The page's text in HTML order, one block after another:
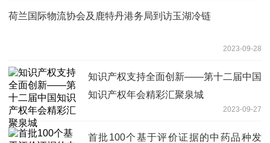
荷兰国际物流协会及鹿特丹港务局到访玉湖冷链
2023-09-28
知识产权支持全面创新——第十二届中国
知识产权年会精彩汇聚泉城
2023-09-27
首批100个基于评价证据的中药品种发